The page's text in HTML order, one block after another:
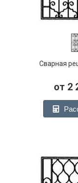
Сварная
от 2